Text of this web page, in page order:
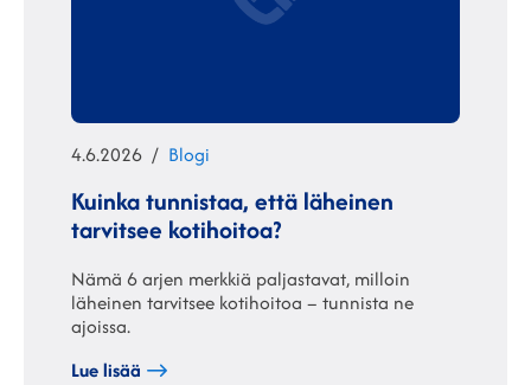
Julkaistu
4.6.2026 Kategoriat
Blogi
Kuinka tunnistaa, että läheinen
tarvitsee kotihoitoa?
Nämä 6 arjen merkkiä paljastavat, milloin
läheinen tarvitsee kotihoitoa – tunnista ne
ajoissa.
Lue lisää